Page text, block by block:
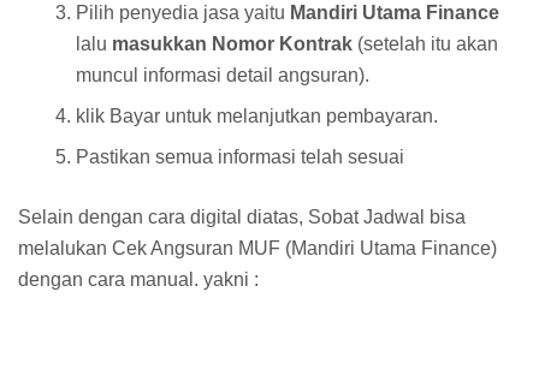
Pilih penyedia jasa yaitu Mandiri Utama Finance
lalu masukkan Nomor Kontrak (setelah itu akan
muncul informasi detail angsuran).
klik Bayar untuk melanjutkan pembayaran.
Pastikan semua informasi telah sesuai
Selain dengan cara digital diatas, Sobat Jadwal bisa
melalukan Cek Angsuran MUF (Mandiri Utama Finance)
dengan cara manual. yakni :